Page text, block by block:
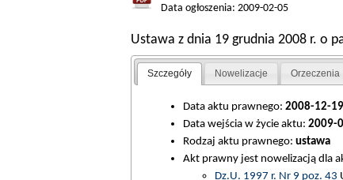
Data ogłoszenia: 2009-02-05
Ustawa z dnia 19 grudnia 2008 r. o
Szczegóły Nowelizacje Orzeczenia
Data aktu prawnego: 2008-12-19
Data wejścia w życie aktu: 2009-
Rodzaj aktu prawnego: ustawa
Akt prawny jest nowelizacją dla
Dz.U. 1997 r. Nr 9 poz. 43